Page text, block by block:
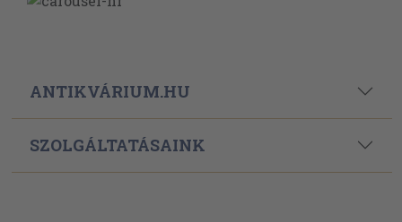
ANTIKVÁRIUM.HU
SZOLGÁLTATÁSAINK